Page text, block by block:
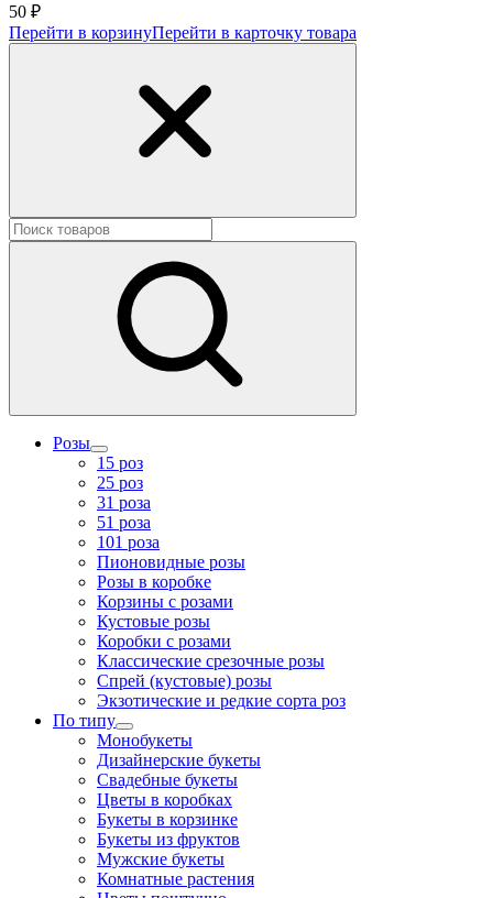
50 ₽
Перейти в корзинуПерейти в карточку товара
Розы
15 роз
25 роз
31 роза
51 роза
101 роза
Пионовидные розы
Розы в коробке
Корзины с розами
Кустовые розы
Коробки с розами
Классические срезочные розы
Спрей (кустовые) розы
Экзотические и редкие сорта роз
По типу
Монобукеты
Дизайнерские букеты
Свадебные букеты
Цветы в коробках
Букеты в корзинке
Букеты из фруктов
Мужские букеты
Комнатные растения